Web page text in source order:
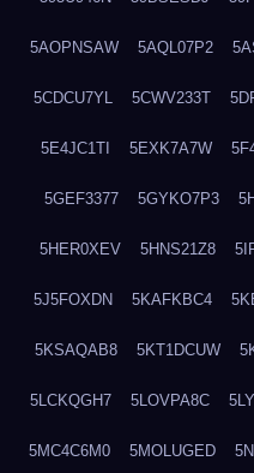
5AOPNSAW 5AQL07P2
5CDCU7YL 5CWV233T
5E4JC1TI 5EXK7A7W
5GEF3377 5GYKO7P3
5HER0XEV 5HNS21Z8
5J5FOXDN 5KAFKBC4
5KSAQAB8 5KT1DCUW
5LCKQGH7 5LOVPA8C
5MC4C6M0 5MOLUGED